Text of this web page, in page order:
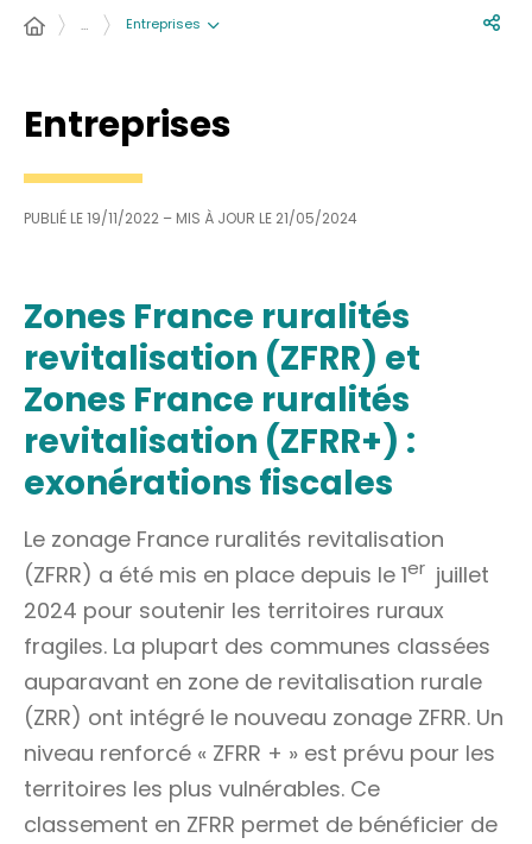
Entreprises
PUBLIÉ LE19/11/2022 – MIS À JOUR LE 21/05/2024
… Entreprises
Zones France ruralités
revitalisation (ZFRR) et
Zones France ruralités
revitalisation (ZFRR+) :
exonérations fiscales
Le zonage France ruralités revitalisation
(ZFRR) a été mis en place depuis le 1er juillet
2024 pour soutenir les territoires ruraux
fragiles. La plupart des communes classées
auparavant en zone de revitalisation rurale
(ZRR) ont intégré le nouveau zonage ZFRR. Un
niveau renforcé « ZFRR + » est prévu pour les
territoires les plus vulnérables. Ce
classement en ZFRR permet de bénéficier de